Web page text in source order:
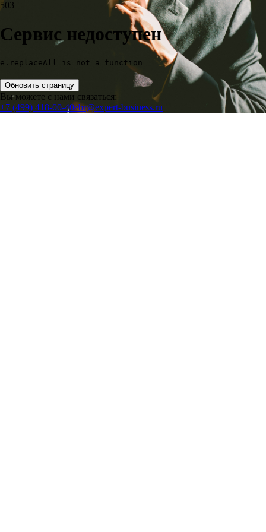
503
Сервис недоступен
e.replaceAll is not a function
Обновить страницу
Вы можете с нами связаться:
+7 (499) 418-00-40ebr@expert-business.ru